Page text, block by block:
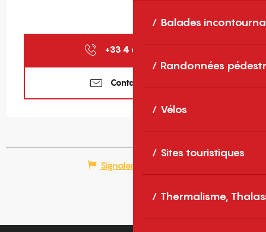
Balades
Randonnées
Vélos
Sites touristiques
Thermalisme,
+33 4 68 55 83
Contactez-nous
Signaler une erreur